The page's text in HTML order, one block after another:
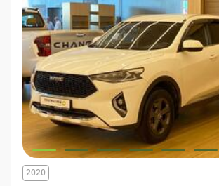
2020